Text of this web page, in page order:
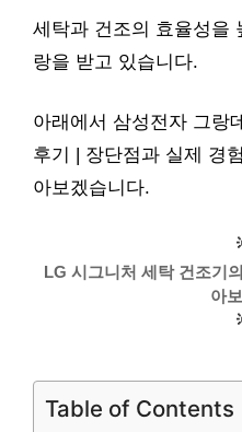
세탁과 건조의 효율성을
랑을 받고 있습니다.
아래에서 삼성전자 그랑
후기 | 장단점과 실제 경
아보겠습니다.
LG 시그니처 세탁 건조기
아
Table of Contents